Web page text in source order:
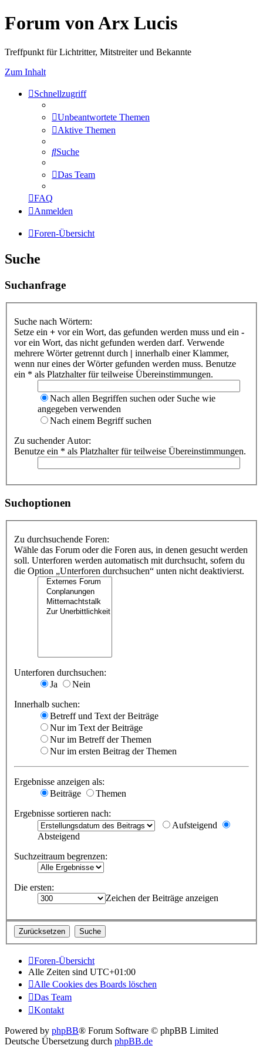
Forum von Arx Lucis
Treffpunkt für Lichtritter, Mitstreiter und Bekannte
Zum Inhalt
Schnellzugriff
Unbeantwortete Themen
Aktive Themen
Suche
Das Team
FAQ
Anmelden
Foren-Übersicht
Suche
Suchanfrage
Suche nach Wörtern:
Setze ein + vor ein Wort, das gefunden werden muss und ein -
vor ein Wort, das nicht gefunden werden darf. Verwende
mehrere Wörter getrennt durch | innerhalb einer Klammer,
wenn nur eines der Wörter gefunden werden muss. Benutze
ein * als Platzhalter für teilweise Übereinstimmungen.
Nach allen Begriffen suchen oder Suche wie
angegeben verwenden
Nach einem Begriff suchen
Zu suchender Autor:
Benutze ein * als Platzhalter für teilweise Übereinstimmungen.
Suchoptionen
Zu durchsuchende Foren:
Wähle das Forum oder die Foren aus, in denen gesucht werden
soll. Unterforen werden automatisch mit durchsucht, sofern du
die Option „Unterforen durchsuchen“ unten nicht deaktivierst.
Unterforen durchsuchen:
Ja
Nein
Innerhalb suchen:
Betreff und Text der Beiträge
Nur im Text der Beiträge
Nur im Betreff der Themen
Nur im ersten Beitrag der Themen
Ergebnisse anzeigen als:
Beiträge
Themen
Ergebnisse sortieren nach:
Aufsteigend
Absteigend
Suchzeitraum begrenzen:
Die ersten:
Zeichen der Beiträge anzeigen
Foren-Übersicht
Alle Zeiten sind UTC+01:00
Alle Cookies des Boards löschen
Das Team
Kontakt
Powered by phpBB® Forum Software © phpBB Limited
Deutsche Übersetzung durch phpBB.de